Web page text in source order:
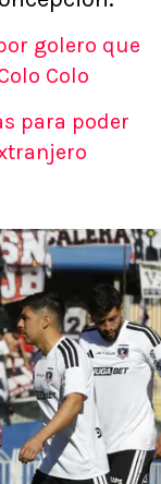
golero que
Colo
para poder